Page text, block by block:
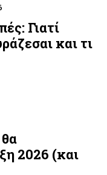
Γιατί
και τι
2026 (και